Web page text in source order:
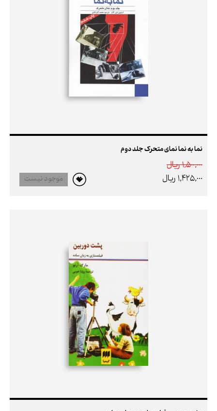
نما به نما نمای متحرک جلد دوم
1,500,000 ريال
1,425,000 ريال
موجود نیست